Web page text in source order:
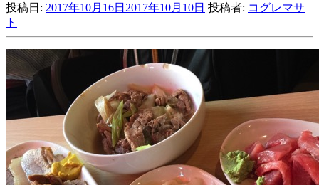
投稿日: 2017年10月16日 2017年10月10日 投稿者: コグレマサ
ト